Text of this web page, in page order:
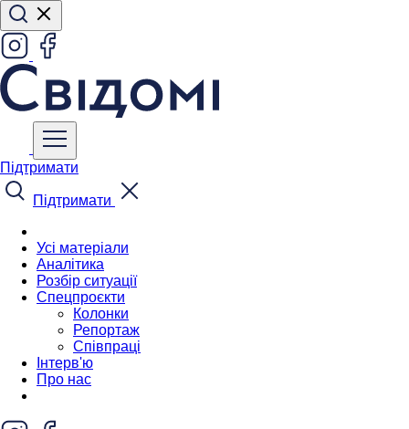
Підтримати
Підтримати
Усі матеріали
Аналітика
Розбір ситуації
Спецпроєкти
Колонки
Репортаж
Співпраці
Інтерв'ю
Про нас